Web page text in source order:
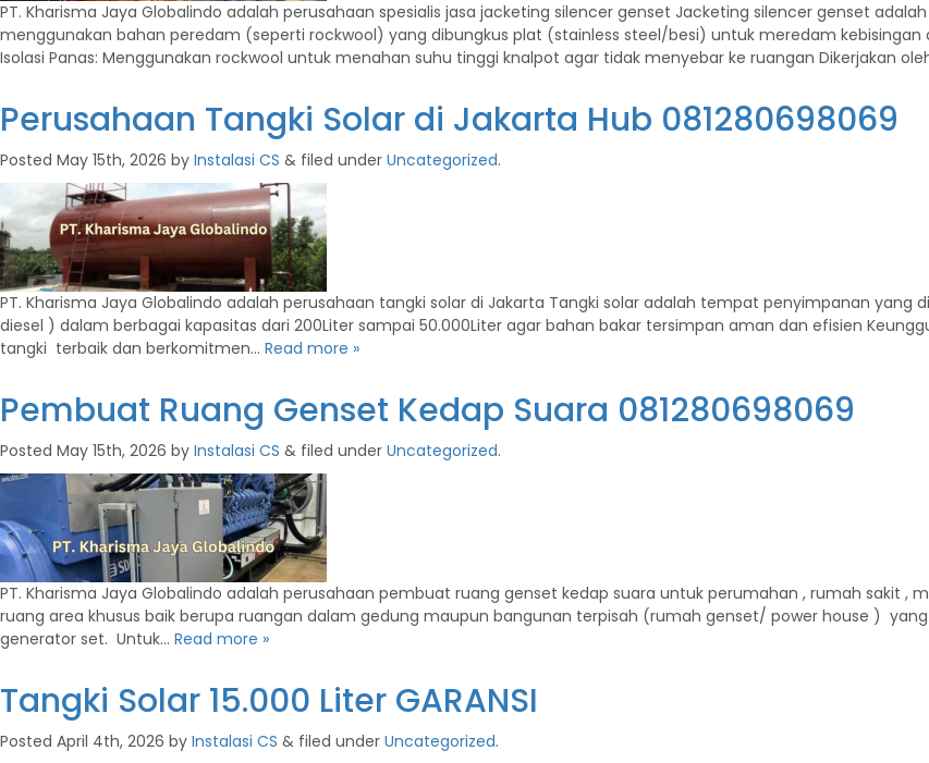
PT. Kharisma Jaya Globalindo adalah perusahaan spesialis jasa jacketing silencer genset Jacketing silencer genset
menggunakan bahan peredam (seperti rockwool) yang dibungkus plat (stainless steel/besi) untuk meredam kebisingan
Isolasi Panas: Menggunakan rockwool untuk menahan suhu tinggi knalpot agar tidak menyebar ke ruangan Dikerjakan
Perusahaan Tangki Solar di Jakarta Hub 081280698069
Posted May 15th, 2026 by Instalasi CS & filed under Uncategorized.
PT. Kharisma Jaya Globalindo adalah perusahaan tangki solar di Jakarta Tangki solar adalah tempat penyimpanan
diesel ) dalam berbagai kapasitas dari 200Liter sampai 50.000Liter agar bahan bakar tersimpan aman dan efisien
tangki terbaik dan berkomitmen… Read more »
Pembuat Ruang Genset Kedap Suara 081280698069
Posted May 15th, 2026 by Instalasi CS & filed under Uncategorized.
PT. Kharisma Jaya Globalindo adalah perusahaan pembuat ruang genset kedap suara untuk perumahan , rumah sakit ,
ruang area khusus baik berupa ruangan dalam gedung maupun bangunan terpisah (rumah genset/ power house )
generator set. Untuk… Read more »
Tangki Solar 15.000 Liter GARANSI
Posted April 4th, 2026 by Instalasi CS & filed under Uncategorized.